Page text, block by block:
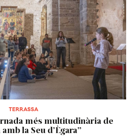
TERRASSA
més multitudinària de
amb la Seu d’Ègara”